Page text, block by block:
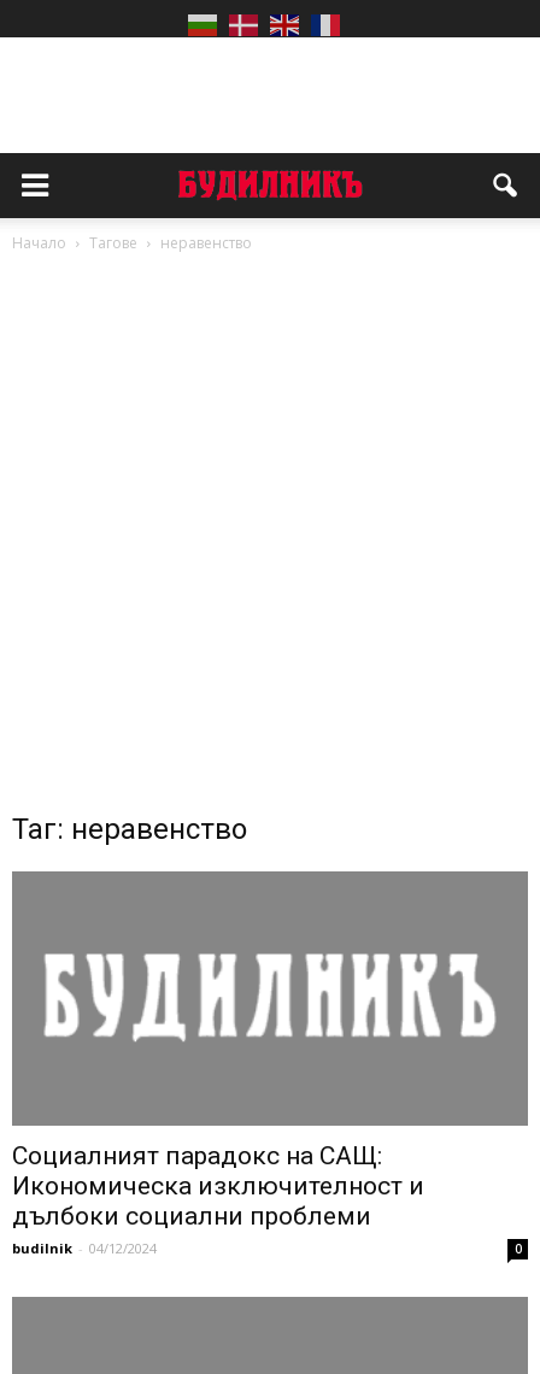
Начало Тагове неравенство
Таг: неравенство
Социалният парадокс на САЩ:
Икономическа изключителност и
дълбоки социални проблеми
budilnik - 04/12/2024 0